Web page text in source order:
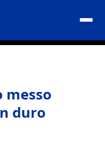
messo
duro